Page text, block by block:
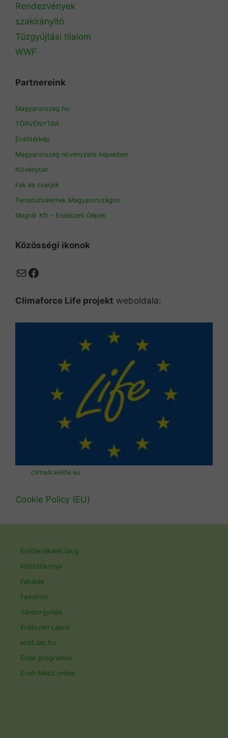
Rendezvények
szakirányító
Tűzgyújtási tilalom
WWF
Partnereink
Magyarorszag.hu
TÖRVÉNYTÁR
Erdőtérkép
Magyarország növényzete képekben
Növénytan
Fák és cserjék
Famatuzsálemek Magyarországon
Magtár Kft - Erdészeti Gépek
Közösségi ikonok
MailFacebook
Climaforce Life projekt weboldala:
clima4ceelife.eu
Cookie Policy (EU)
Erdőértékelés blog
Köbözőkönyv
Fahibák
Fadoktor
Vándorgyűlés
Erdészeti Lapok
erdő.lap.hu
Erdei programok
Erdő-Mező online